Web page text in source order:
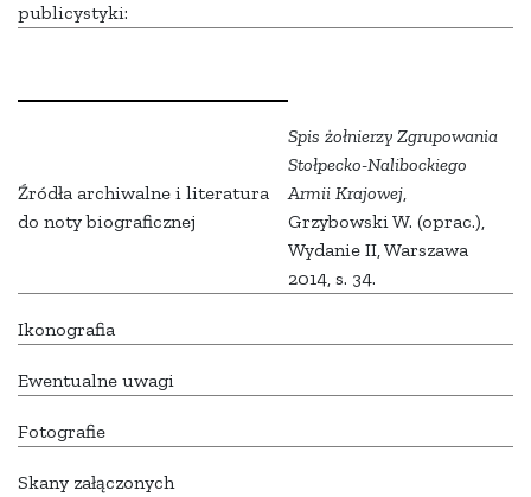
publicystyki:
Źródła archiwalne i literatura
do noty biograficznej
Spis żołnierzy Zgrupowania
Stołpecko-Nalibockiego
Armii Krajowej,
Grzybowski W. (oprac.),
Wydanie II, Warszawa
2014, s. 34.
Ikonografia
Ewentualne uwagi
Fotografie
Skany załączonych